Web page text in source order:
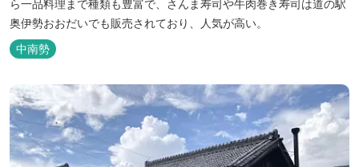
ら一品料理まで種類も豊富で、さんま寿司や牛肉巻き寿司は道の駅
奥伊勢おおだいでも販売されており、人気が高い。
中南勢